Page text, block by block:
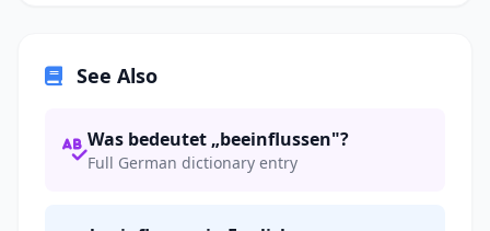
See Also
Was bedeutet „beeinflussen"?
Full German dictionary entry